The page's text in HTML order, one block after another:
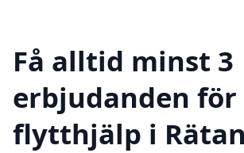
Få alltid minst 3
erbjudanden för
flytthjälp i Rätan